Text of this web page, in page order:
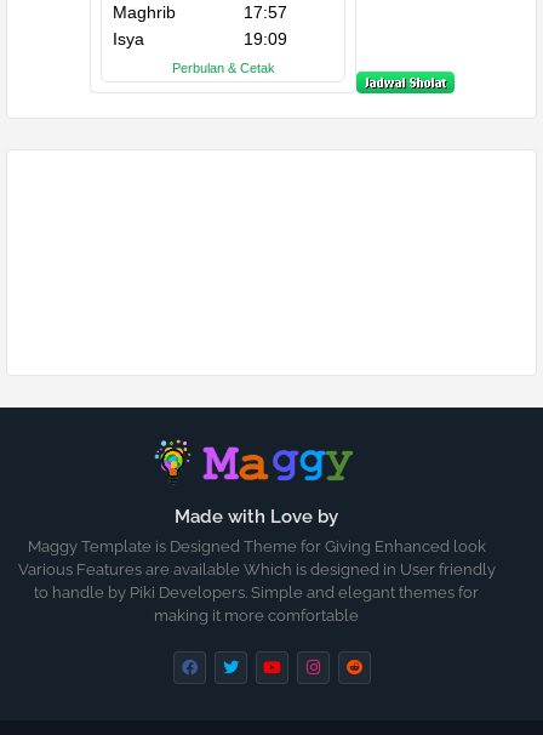
Made with Love by
Maggy Template is Designed Theme for Giving Enhanced look
Various Features are available Which is designed in User friendly
to handle by Piki Developers. Simple and elegant themes for
making it more comfortable